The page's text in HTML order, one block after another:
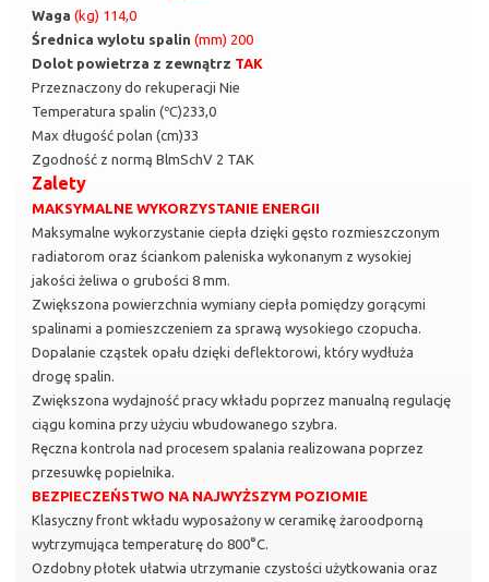
Waga (kg) 114,0
Średnica wylotu spalin (mm) 200
Dolot powietrza z zewnątrz TAK
Przeznaczony do rekuperacji Nie
Temperatura spalin (℃)233,0
Max długość polan (cm)33
Zgodność z normą BlmSchV 2 TAK
Zalety
MAKSYMALNE WYKORZYSTANIE ENERGII
Maksymalne wykorzystanie ciepła dzięki gęsto rozmieszczonym
radiatorom oraz ściankom paleniska wykonanym z wysokiej
jakości żeliwa o grubości 8 mm.
Zwiększona powierzchnia wymiany ciepła pomiędzy gorącymi
spalinami a pomieszczeniem za sprawą wysokiego czopucha.
Dopalanie cząstek opału dzięki deflektorowi, który wydłuża
drogę spalin.
Zwiększona wydajność pracy wkładu poprzez manualną regulację
ciągu komina przy użyciu wbudowanego szybra.
Ręczna kontrola nad procesem spalania realizowana poprzez
przesuwkę popielnika.
BEZPIECZEŃSTWO NA NAJWYŻSZYM POZIOMIE
Klasyczny front wkładu wyposażony w ceramikę żaroodporną
wytrzymująca temperaturę do 800°C.
Ozdobny płotek ułatwia utrzymanie czystości użytkowania oraz